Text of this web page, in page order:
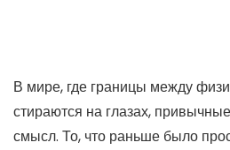
В мире, где границы между
стираются на глазах,
смысл. То, что раньше было